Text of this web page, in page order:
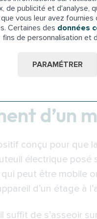
de publicité et d'analyse,
vous leur avez
Certaines des données
fins de personnalisation et
PARAMÉTRER
est notamment
que le
dans le
équipés de
sécurité, la
d’un
conçu pour que
électrique posé
peut être mobile
d’un étage à
suffit de s’asseoir